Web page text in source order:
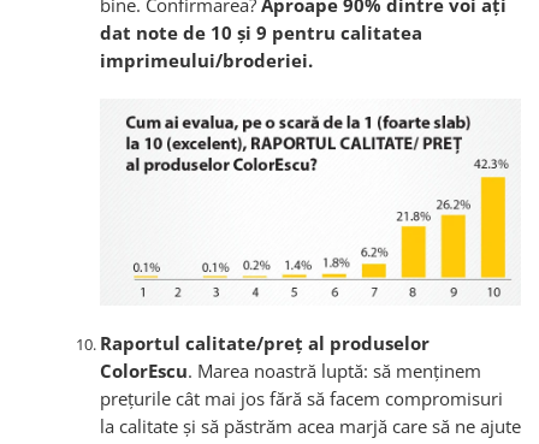
bine. Confirmarea? Aproape 90% dintre voi ați
dat note de 10 și 9 pentru calitatea
imprimeului/broderiei.
Raportul calitate/preț al produselor
ColorEscu. Marea noastră luptă: să menținem
prețurile cât mai jos fără să facem compromisuri
la calitate și să păstrăm acea marjă care să ne ajute